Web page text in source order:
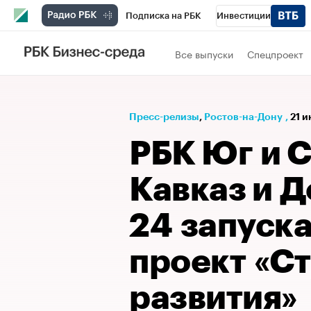
Подписка на РБК Инвестиции
Телеканал
Спецпроекты Проверка контрагентов
Все выпуски Спецпроект
Пресс-релизы⁠, Ростов-на-Дону , 21
РБК Юг и
Кавказ и
24
проект
развития»